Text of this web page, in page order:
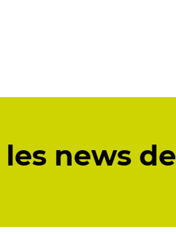
les news de